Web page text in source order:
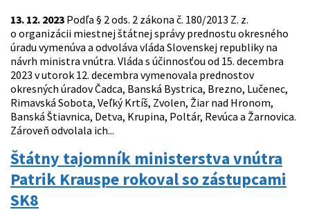
13. 12. 2023 Podľa § 2 ods. 2 zákona č. 180/2013 Z. z.
o organizácii miestnej štátnej správy prednostu okresného
úradu vymenúva a odvoláva vláda Slovenskej republiky na
návrh ministra vnútra. Vláda s účinnosťou od 15. decembra
2023 v utorok 12. decembra vymenovala prednostov
okresných úradov Čadca, Banská Bystrica, Brezno, Lučenec,
Rimavská Sobota, Veľký Krtíš, Zvolen, Žiar nad Hronom,
Banská Štiavnica, Detva, Krupina, Poltár, Revúca a Žarnovica.
Zároveň odvolala ich...
Štátny tajomník ministerstva vnútra
Patrik Krauspe rokoval so zástupcami
SK8